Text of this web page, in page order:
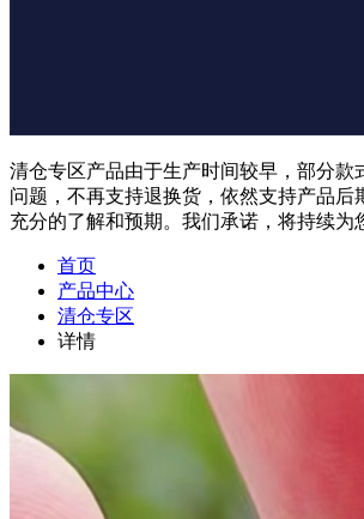
清仓专区产品由于生产时间较早，部分
问题，不再支持退换货，依然支持产品
充分的了解和预期。我们承诺，将持续为
首页
产品中心
清仓专区
详情